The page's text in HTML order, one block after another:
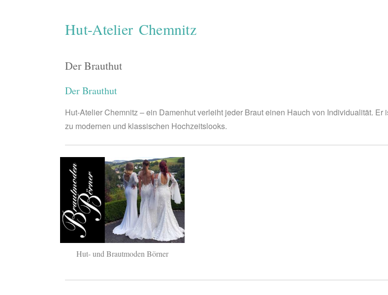
Hut-Atelier Chemnitz
Der Brauthut
Der Brauthut
Hut-Atelier Chemnitz – ein Damenhut verleiht jeder Braut einen Hauch von Individualität.
zu modernen und klassischen Hochzeitslooks.
Hut- und Brautmoden Börner